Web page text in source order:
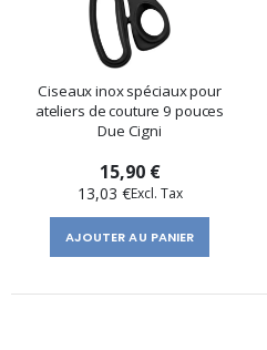
Ciseaux inox spéciaux pour
ateliers de couture 9 pouces
Due Cigni
15,90 €
13,03 €
AJOUTER AU PANIER